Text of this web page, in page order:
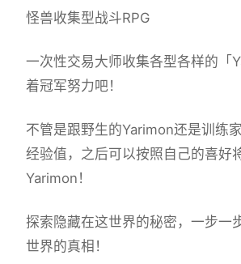
怪兽收集型战斗RPG
一次性交易大师收集各型各样的「
着冠军努力吧！
不管是跟野生的Yarimon还是训练
经验值，之后可以按照自己的喜好
Yarimon！
探索隐藏在这世界的秘密，一步一
世界的真相！